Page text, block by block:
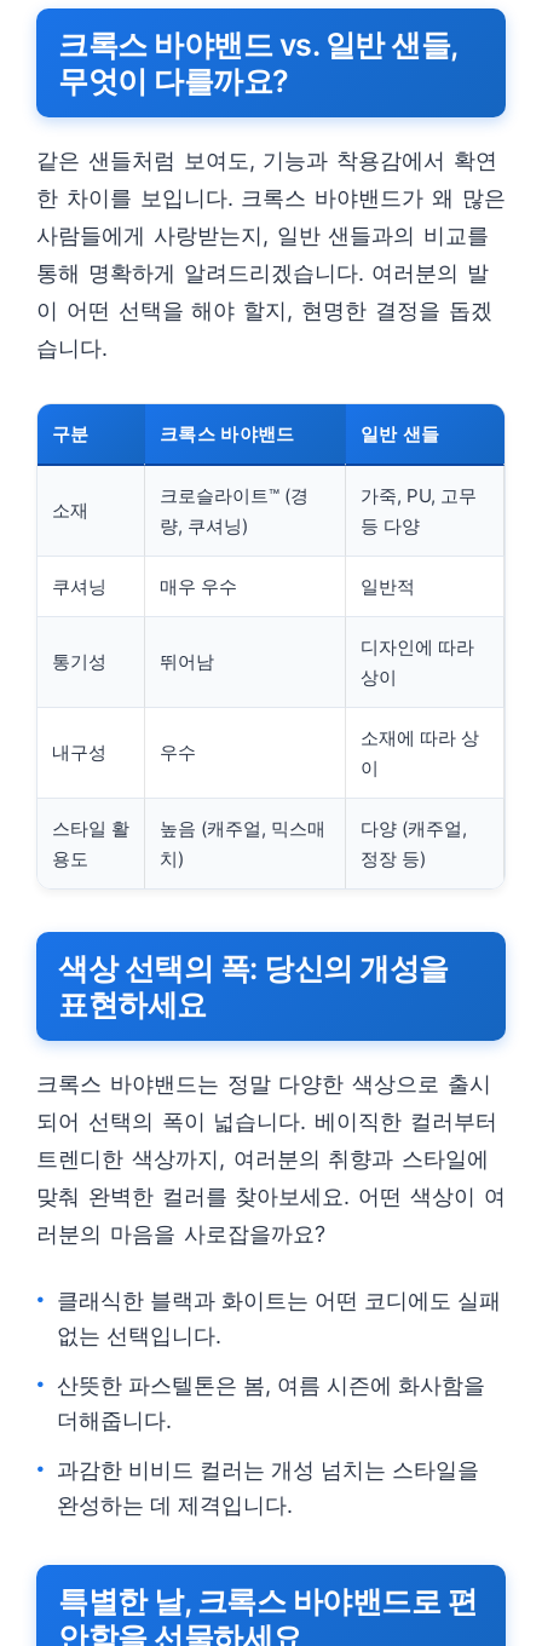
크록스 바야밴드 vs. 일반 샌들,
무엇이 다를까요?
같은 샌들처럼 보여도, 기능과 착용감에서 확연
한 차이를 보입니다. 크록스 바야밴드가 왜 많은
사람들에게 사랑받는지, 일반 샌들과의 비교를
통해 명확하게 알려드리겠습니다. 여러분의 발
이 어떤 선택을 해야 할지, 현명한 결정을 돕겠
습니다.
구분 크록스 바야밴드 일반 샌들
소재
크로슬라이트™ (경
량, 쿠셔닝)
가죽, PU, 고무
등 다양
쿠셔닝 매우 우수 일반적
통기성 뛰어남
디자인에 따라
상이
내구성 우수
소재에 따라 상
이
스타일 활
용도
높음 (캐주얼, 믹스매
치)
다양 (캐주얼,
정장 등)
색상 선택의 폭: 당신의 개성을
표현하세요
크록스 바야밴드는 정말 다양한 색상으로 출시
되어 선택의 폭이 넓습니다. 베이직한 컬러부터
트렌디한 색상까지, 여러분의 취향과 스타일에
맞춰 완벽한 컬러를 찾아보세요. 어떤 색상이 여
러분의 마음을 사로잡을까요?
클래식한 블랙과 화이트는 어떤 코디에도 실패
없는 선택입니다.
산뜻한 파스텔톤은 봄, 여름 시즌에 화사함을
더해줍니다.
과감한 비비드 컬러는 개성 넘치는 스타일을
완성하는 데 제격입니다.
특별한 날, 크록스 바야밴드로 편
안함을 선물하세요